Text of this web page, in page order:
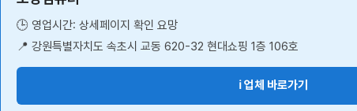
🕒 영업시간: 상세페이지 확인 요망
📍 강원특별자치도 속초시 교동 620-32 현대쇼핑 1층 106호
ℹ️ 업체 바로가기